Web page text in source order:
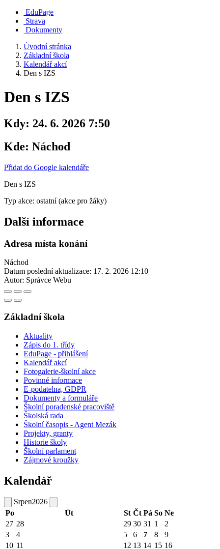
EduPage
Strava
Dokumenty
Úvodní stránka
Základní škola
Kalendář akcí
Den s IZS
Den s IZS
Kdy: 24. 6. 2026 7:50
Kde: Náchod
Přidat do Google kalendáře
Den s IZS
Typ akce: ostatní (akce pro žáky)
Další informace
Adresa místa konání
Náchod
Datum poslední aktualizace: 17. 2. 2026 12:10
Autor: Správce Webu
Základní škola
Aktuality
Zápis do 1. třídy
EduPage - přihlášení
Kalendář akcí
Fotogalerie-školní akce
Povinné informace
E-podatelna, GDPR
Dokumenty a formuláře
Školní poradenské pracoviště
Školská rada
Školní časopis - Agent Mezák
Projekty, granty
Historie školy
Školní parlament
Zájmové kroužky
Kalendář
Srpen2026
Po
Út St Čt Pá So Ne
27 28 29 30 31 1
2
3
4 5 6 7 8
9
10 11 12 13 14 15 16